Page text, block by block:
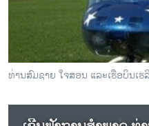
ທ່ານສົມຊາຍ ໃຈສອນ ແລະເຮືອບິນເຮ